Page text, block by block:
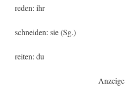
reden: ihr
schneiden: sie (Sg.)
reiten: du
Anzeige